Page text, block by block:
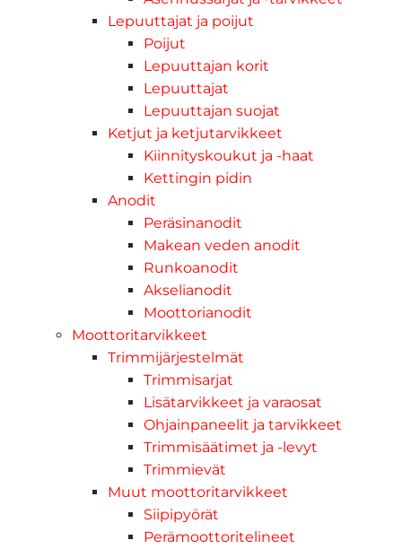
Lepuuttajat ja poijut
Poijut
Lepuuttajan korit
Lepuuttajat
Lepuuttajan suojat
Ketjut ja ketjutarvikkeet
Kiinnityskoukut ja -haat
Kettingin pidin
Anodit
Peräsinanodit
Makean veden anodit
Runkoanodit
Akselianodit
Moottorianodit
Moottoritarvikkeet
Trimmijärjestelmät
Trimmisarjat
Lisätarvikkeet ja varaosat
Ohjainpaneelit ja tarvikkeet
Trimmisäätimet ja -levyt
Trimmievät
Muut moottoritarvikkeet
Siipipyörät
Perämoottoritelineet